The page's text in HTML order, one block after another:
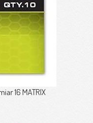
16 MATRIX